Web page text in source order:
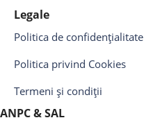
Legale
Politica de confidențialitate
Politica privind Cookies
Termeni și condiții
ANPC & SAL